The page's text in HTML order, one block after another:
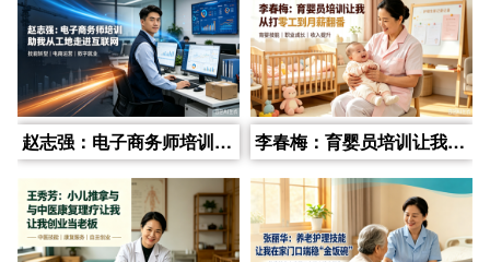
赵志强：电子商务师培训助我从工地走进互联网 李春梅：育婴员培训让我从打零工到月薪翻番